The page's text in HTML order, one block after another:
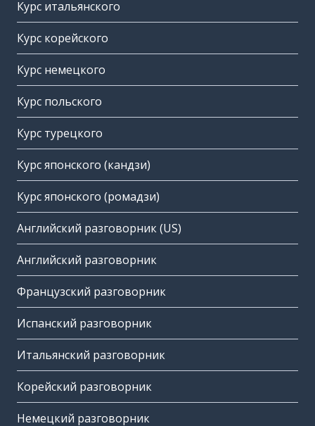
Курс итальянского
Курс корейского
Курс немецкого
Курс польского
Курс турецкого
Курс японского (кандзи)
Курс японского (ромадзи)
Английский разговорник (US)
Английский разговорник
Французский разговорник
Испанский разговорник
Итальянский разговорник
Корейский разговорник
Немецкий разговорник